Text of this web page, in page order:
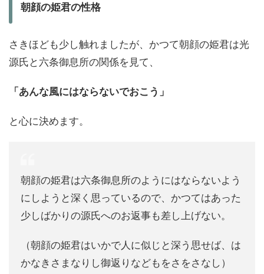
朝顔の姫君の性格
さきほども少し触れましたが、かつて朝顔の姫君は光
源氏と六条御息所の関係を見て、
「あんな風にはならないでおこう」
と心に決めます。
朝顔の姫君は六条御息所のようにはならないよう
にしようと深く思っているので、かつてはあった
少しばかりの源氏へのお返事も差し上げない。
（朝顔の姫君はいかで人に似じと深う思せば、は
かなきさまなりし御返りなどもをさをさなし）